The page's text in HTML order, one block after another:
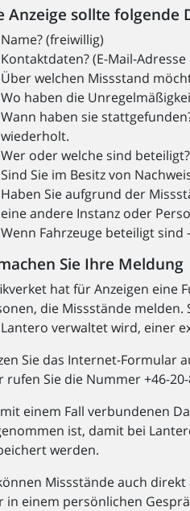
Anzeige sollte folgende
Name? (freiwillig)
Kontaktdaten? (E-Mail-
Über welchen Missstand
Wo haben die
Wann haben sie
wiederholt.
Wer oder welche sind beteiligt?
Sind Sie im Besitz von
Haben Sie aufgrund der
eine andere Instanz oder
Wenn Fahrzeuge beteiligt sind
Sie Ihre Meldung
hat für Anzeigen eine
die Missstände
verwaltet wird, einer
Sie das Internet-Formular
rufen Sie die Nummer +46-
einem Fall verbundenen
ist, damit bei
werden.
Missstände auch direkt
in einem persönlichen